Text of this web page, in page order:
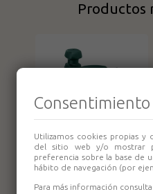
Productos
Grapadora
Metabo TAM3034
Consentimiento
Utilizamos cookies propias y
del sitio web y/o mostrar
preferencia sobre la base de
hábito de navegación (por
Para más información consulta